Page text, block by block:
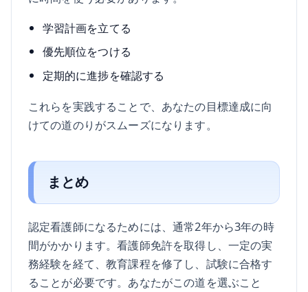
学習計画を立てる
優先順位をつける
定期的に進捗を確認する
これらを実践することで、あなたの目標達成に向
けての道のりがスムーズになります。
まとめ
認定看護師になるためには、通常2年から3年の時
間がかかります。看護師免許を取得し、一定の実
務経験を経て、教育課程を修了し、試験に合格す
ることが必要です。あなたがこの道を選ぶこと